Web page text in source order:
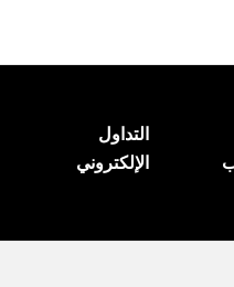
التداول
الإلكتروني